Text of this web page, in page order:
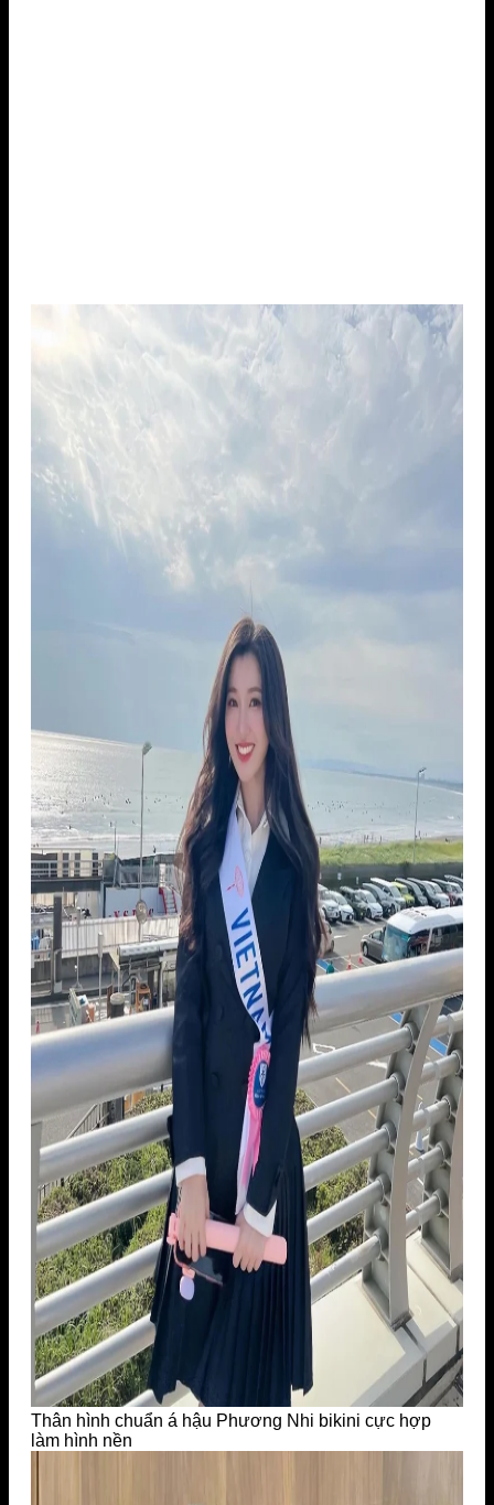
Thân hình chuẩn á hậu Phương Nhi bikini cực hợp
làm hình nền